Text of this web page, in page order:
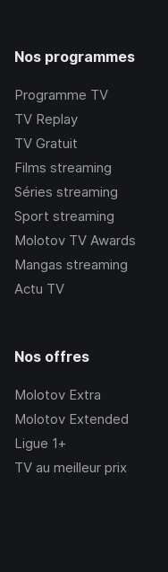
Nos programmes
Programme TV
TV Replay
TV Gratuit
Films streaming
Séries streaming
Sport streaming
Molotov TV Awards
Mangas streaming
Actu TV
Nos offres
Molotov Extra
Molotov Extended
Ligue 1+
TV au meilleur prix